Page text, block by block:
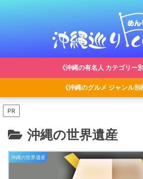
《沖縄の有名人 カテゴリー
《沖縄のグルメ ジャンル別
PR
沖縄の世界遺産
沖縄の世界遺産